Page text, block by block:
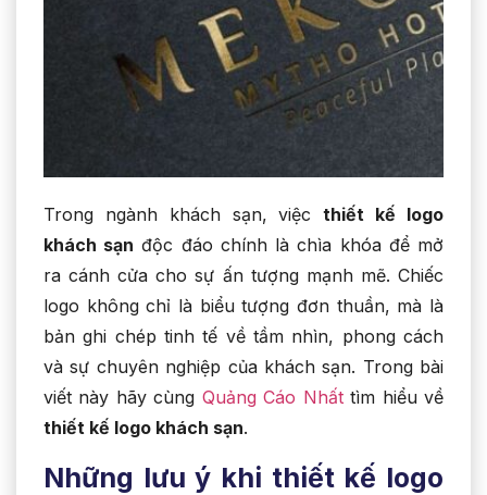
Trong ngành khách sạn, việcthiết kế logo
khách sạn độc đáo chính là chìa khóa để mở
ra cánh cửa cho sự ấn tượng mạnh mẽ. Chiếc
logo không chỉ là biểu tượng đơn thuần, mà là
bản ghi chép tinh tế về tầm nhìn, phong cách
và sự chuyên nghiệp của khách sạn. Trong bài
viết này hãy cùng Quảng Cáo Nhấttìm hiểu về
thiết kế logo khách sạn.
Những lưu ý khi thiết kế logo